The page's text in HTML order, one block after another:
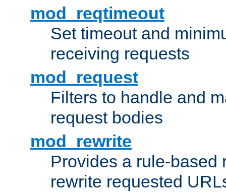
mod_reqtimeout
Set timeout and
receiving requests
mod_request
Filters to handle and
request bodies
mod_rewrite
Provides a rule-based
rewrite requested